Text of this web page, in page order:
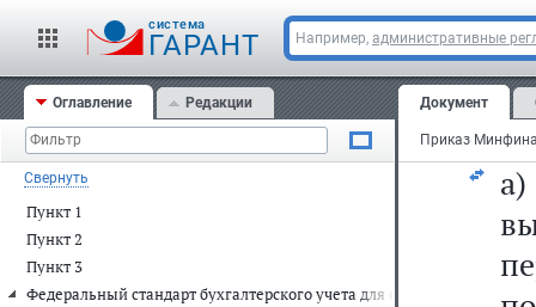
cистема
ГАРАНТ Например, административные
Оглавление Редакции
Свернуть
Пункт 1
Пункт 2
Пункт 3
Федеральный стандарт бухгалтерского учета для организаций
Документ